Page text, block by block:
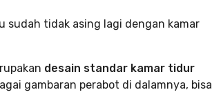
sudah tidak asing lagi dengan kamar
desain standar kamar tidur
gambaran perabot di dalamnya, bisa